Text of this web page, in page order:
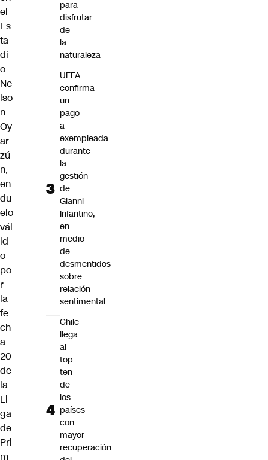
el
Es
ta
di
o
Ne
lso
n
Oy
ar
zú
n,
en
du
elo
vál
id
o
po
r
la
fe
ch
a
20
de
la
Li
ga
de
Pri
m
para
disfrutar
de
la
naturaleza
UEFA
confirma
un
pago
a
exempleada
durante
la
gestión
de
Gianni
Infantino,
en
medio
de
desmentidos
sobre
relación
sentimental
Chile
llega
al
top
ten
de
los
países
con
mayor
recuperación